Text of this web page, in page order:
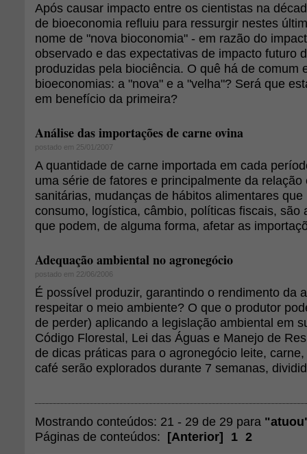
Após causar impacto entre os cientistas na
de bioeconomia refluiu para ressurgir nestes
nome de "nova bioconomia" - em razão do
observado e das expectativas de impacto futuro
produzidas pela biociência. O quê há de comum
bioeconomias: a "nova" e a "velha"? Será que
em benefício da primeira?
Análise das importações de carne ovina
postado em 25/01/2007
A quantidade de carne importada em cada
uma série de fatores e principalmente da
sanitárias, mudanças de hábitos alimentares
consumo, logística, câmbio, políticas fiscais, são
que podem, de alguma forma, afetar as
Adequação ambiental no agronegócio
postado em 22/06/2006
É possível produzir, garantindo o rendimento da
respeitar o meio ambiente? O que o produtor
de perder) aplicando a legislação ambiental em
Código Florestal, Lei das Águas e Manejo de
de dicas práticas para o agronegócio leite,
café serão explorados durante 7 semanas,
Mostrando conteúdos: 21 - 29 de 29 para
Páginas de conteúdos: [Anterior] 1 2